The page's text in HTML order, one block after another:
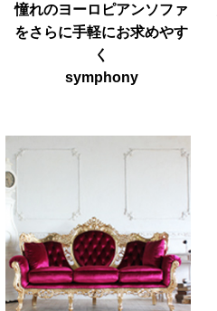
憧れのヨーロピアンソファ
をさらに手軽にお求めやす
く
symphony